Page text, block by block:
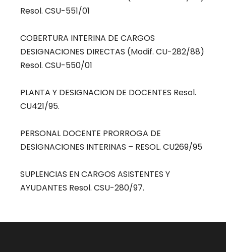
Resol. CSU-551/01
COBERTURA INTERINA DE CARGOS
DESIGNACIONES DIRECTAS (Modif. CU-282/88)
Resol. CSU-550/01
PLANTA Y DESIGNACION DE DOCENTES Resol.
CU421/95.
PERSONAL DOCENTE PRORROGA DE
DESlGNACIONES INTERINAS – RESOL. CU269/95
SUPLENCIAS EN CARGOS ASISTENTES Y
AYUDANTES Resol. CSU-280/97.